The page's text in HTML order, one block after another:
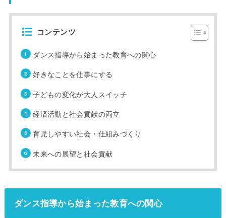
コンテンツ
ダンス指導から始まった教育への関心
好きなことを仕事にする
子どもの変化が大人スイッチ
経済活動と社会貢献の両立
育児しやすい社会・仕組みづくり
未来への展望と社会貢献
ダンス指導から始まった教育への関心